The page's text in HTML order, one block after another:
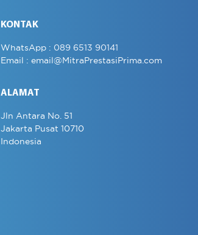
KONTAK
WhatsApp : 089 6513 90141
Email : email@MitraPrestasiPrima.com
ALAMAT
Jln Antara No. 51
Jakarta Pusat 10710
Indonesia